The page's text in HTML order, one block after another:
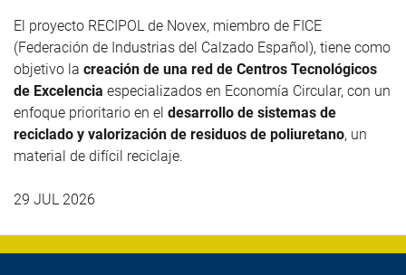
El proyecto RECIPOL de Novex, miembro de FICE
(Federación de Industrias del Calzado Español), tiene como
objetivo la creación de una red de Centros Tecnológicos
de Excelencia especializados en Economía Circular, con un
enfoque prioritario en el desarrollo de sistemas de
reciclado y valorización de residuos de poliuretano, un
material de difícil reciclaje.
29 JUL 2026